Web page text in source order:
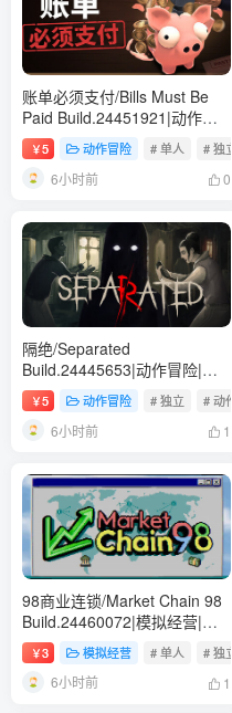
账单必须支付/Bills Must Be
Paid Build.24451921|动作冒
险|容量1.4GB|免安装绿色中文
版￥5 动作冒险 # 单人 # 独立
6小时前 0
隔绝/Separated
Build.24445653|动作冒险|容
量8.1GB|免安装绿色中文版
￥5 动作冒险 # 独立 # 动作
6小时前 1
98商业连锁/Market Chain 98
Build.24460072|模拟经营|容
量179B|免安装绿色中文版
￥3 模拟经营 # 单人 # 独立
6小时前 1